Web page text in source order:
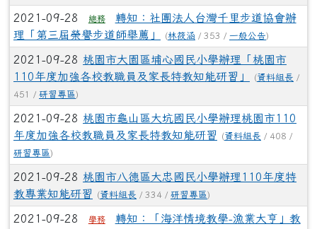
2021-09-28 總務
轉知：社團法人台灣千里步道協會辦
理「第三屆榮譽步道師舉薦」
(林筱涵 / 353 / 一般公告)
2021-09-28 桃園市大園區埔心國民小學辦理「桃園市
110年度加強各校教職員及家長特教知能研習」
(資料組長 /
451 / 研習專區)
2021-09-28 桃園市龜山區大坑國民小學辦理桃園市110
年度加強各校教職員及家長特教知能研習
(資料組長 / 408 /
研習專區)
2021-09-28 桃園市八德區大忠國民小學辦理110年度特
教專業知能研習
(資料組長 / 334 / 研習專區)
2021-09-28 學務
轉知：「海洋情境教學-漁業大亨」教